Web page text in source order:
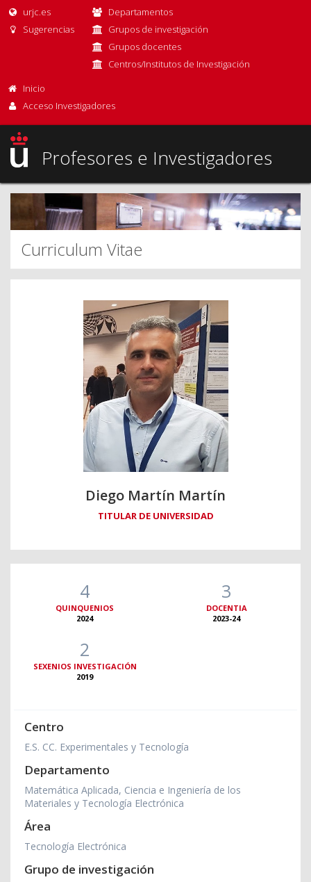
urjc.es
Sugerencias
Departamentos
Grupos de investigación
Grupos docentes
Centros/Institutos de Investigación
Inicio
Acceso Investigadores
Profesores e Investigadores
Curriculum Vitae
Diego Martín Martín
TITULAR DE UNIVERSIDAD
4
QUINQUENIOS
2024
3
DOCENTIA
2023-24
2
SEXENIOS INVESTIGACIÓN
2019
Centro
E.S. CC. Experimentales y Tecnología
Departamento
Matemática Aplicada, Ciencia e Ingeniería de los
Materiales y Tecnología Electrónica
Área
Tecnología Electrónica
Grupo de investigación